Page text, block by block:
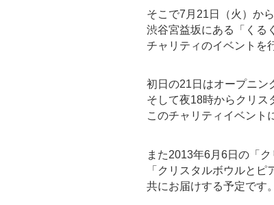
そこで7月21日（火）か
渋谷宮益坂にある「くる
チャリティのイベントを
初日の21日はオープニン
そして夜18時からクリス
このチャリティイベント
また2013年6月6日の「
「クリスタルボウルと
共にお届けする予定です。